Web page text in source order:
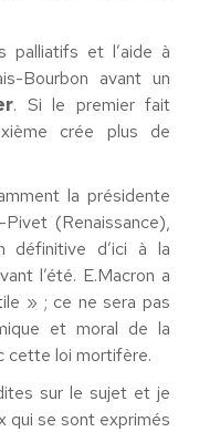
palliatifs et l’aide à
Bourbon avant un
. Si le premier fait
crée plus de
la présidente
(Renaissance),
définitive d’ici à la
l’été. E.Macron a
» ; ce ne sera pas
et moral de la
cette loi mortifère.
sur le sujet et je
qui se sont exprimés